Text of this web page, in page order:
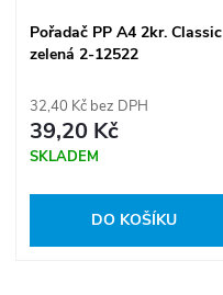
Pořadač PP A4 2kr. Classic
zelená 2-12522
32,40 Kč bez DPH
39,20 Kč
SKLADEM
DO KOŠÍKU